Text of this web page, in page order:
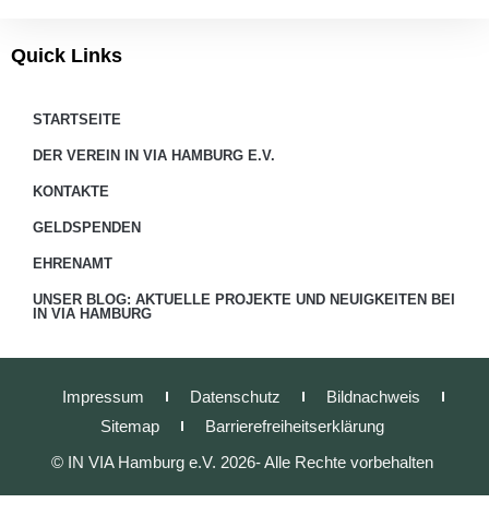
Quick Links
STARTSEITE
DER VEREIN IN VIA HAMBURG E.V.
KONTAKTE
GELDSPENDEN
EHRENAMT
UNSER BLOG: AKTUELLE PROJEKTE UND NEUIGKEITEN BEI
IN VIA HAMBURG
Impressum Datenschutz
Bildnachweis
Sitemap
Barrierefreiheitserklärung
© IN VIA Hamburg e.V. 2026- Alle Rechte vorbehalten